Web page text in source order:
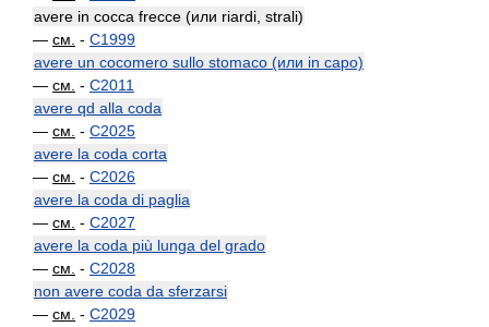
avere in cocca frecce (или riardi, strali)
— см. - C1999
avere un cocomero sullo stomaco (или in capo)
— см. - C2011
avere qd alla coda
— см. - C2025
avere la coda corta
— см. - C2026
avere la coda di paglia
— см. - C2027
avere la coda più lunga del grado
— см. - C2028
non avere coda da sferzarsi
— см. - C2029